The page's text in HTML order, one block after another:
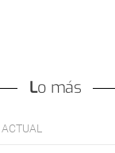
Lo más
ACTUAL